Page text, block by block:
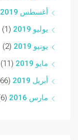
أغسطس 2019
يوليو 2019
(1)
يونيو 2019
(2)
مايو 2019
(11)
أبريل 2019
(66)
مارس 2016
(6)